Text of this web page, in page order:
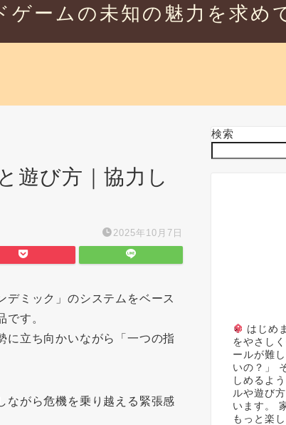
ゲームの未知の魅力を求め
遊び方｜協力し
2025年10月7日
デミック」のシステムをベース
す。
に立ち向かいながら「一つの指
ながら危機を乗り越える緊張感
検索
はじめ
をやさし
ールが難
いの？」
しめるよ
ルや遊び
います。
もっと楽